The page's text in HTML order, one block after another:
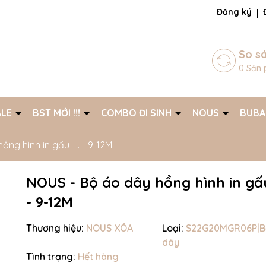
chờ đợi bạn Đăng ký
So
0 Sản
BST MỚI !!! COMBO ĐI SINH NOUS
hình in gấu - . - 9-12M
NOUS - Bộ áo dây hồng hình in
- 9-12M
Thương hiệu: NOUS XÓA Loại:
dây
Tình trạng: Hết hàng